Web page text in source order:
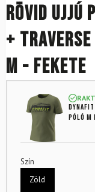
rövid ujjú
+
M - Fekete
póló M
Szín
Zöld